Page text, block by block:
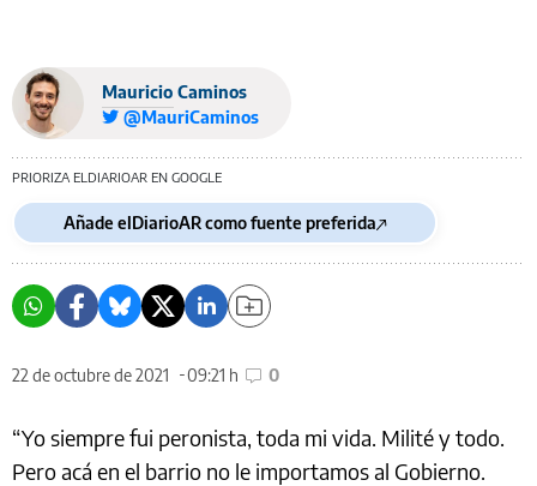
Mauricio Caminos
@MauriCaminos
PRIORIZA ELDIARIOAR EN GOOGLE
Añade elDiarioAR como fuente preferida
22 de octubre de 2021 09:21 h 0
“Yo siempre fui peronista, toda mi vida. Milité y todo.
Pero acá en el barrio no le importamos al Gobierno.